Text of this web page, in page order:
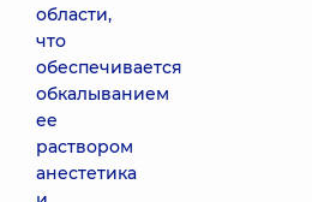
области,
что
обеспечивается
обкалыванием
ее
раствором
анестетика